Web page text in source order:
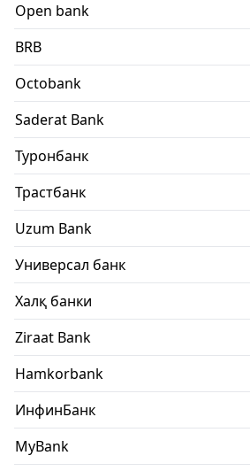
Open bank
BRB
Octobank
Saderat Bank
Туронбанк
Трастбанк
Uzum Bank
Универсал банк
Халқ банки
Ziraat Bank
Hamkorbank
ИнфинБанк
MyBank